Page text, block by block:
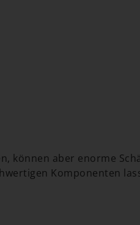
können aber enorme
Komponenten